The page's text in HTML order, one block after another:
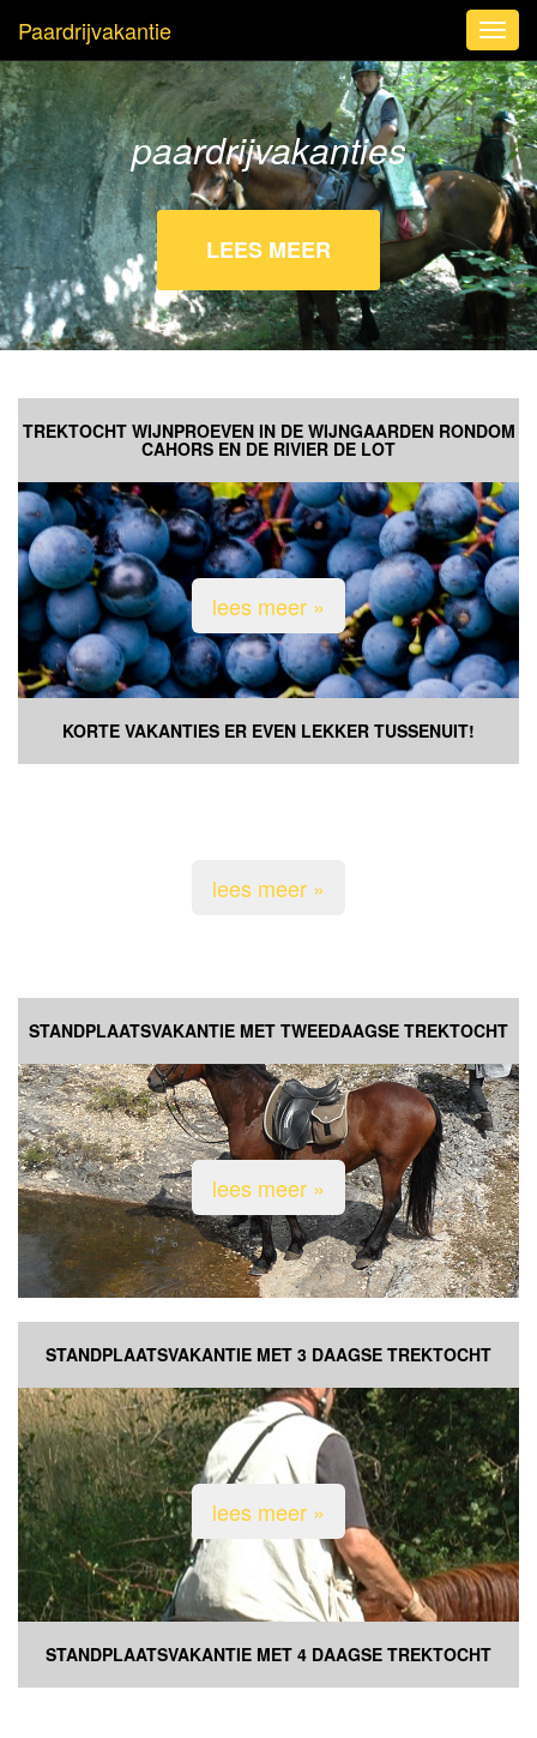
Paardrijvakantie
paardrijvakanties
LEES MEER
TREKTOCHT WIJNPROEVEN IN DE WIJNGAARDEN RONDOM
CAHORS EN DE RIVIER DE LOT
lees meer »
KORTE VAKANTIES ER EVEN LEKKER TUSSENUIT!
lees meer »
STANDPLAATSVAKANTIE MET TWEEDAAGSE TREKTOCHT
lees meer »
STANDPLAATSVAKANTIE MET 3 DAAGSE TREKTOCHT
lees meer »
STANDPLAATSVAKANTIE MET 4 DAAGSE TREKTOCHT